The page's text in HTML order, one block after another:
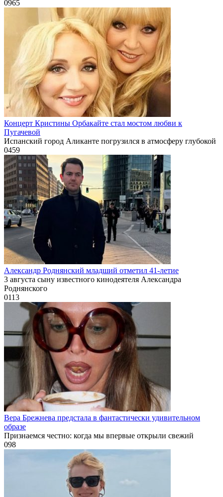
0965
Концерт Кристины Орбакайте стал мостом любви к
Пугачевой
Испанский город Аликанте погрузился в атмосферу глубокой
0459
Александр Роднянский младший отметил 41-летие
3 августа сыну известного кинодеятеля Александра
Роднянского
0113
Вера Брежнева предстала в фантастически удивительном
образе
Признаемся честно: когда мы впервые открыли свежий
098